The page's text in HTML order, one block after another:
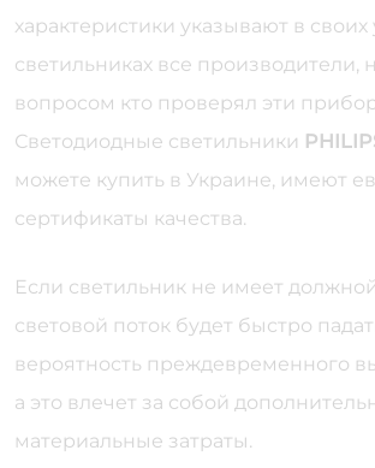
характеристики указывают в
светильниках все производители,
вопросом кто проверял эти
Светодиодные светильники
можете купить в Украине, имеют
сертификаты качества.
Если светильник не имеет
световой поток будет быстро
вероятность преждевременного
а это влечет за собой
материальные затраты.